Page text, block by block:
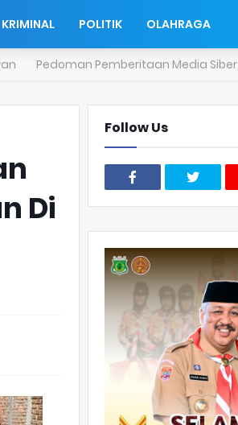
KRIMINAL POLITIK OLAHRAGA
Pedoman Pemberitaan Media Siber
Di
Follow Us